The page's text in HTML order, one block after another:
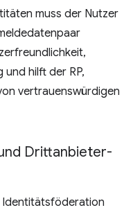
muss der Nutzer
und hilft der RP,
vertrauenswürdigen
Drittanbieter-
Identitätsföderation